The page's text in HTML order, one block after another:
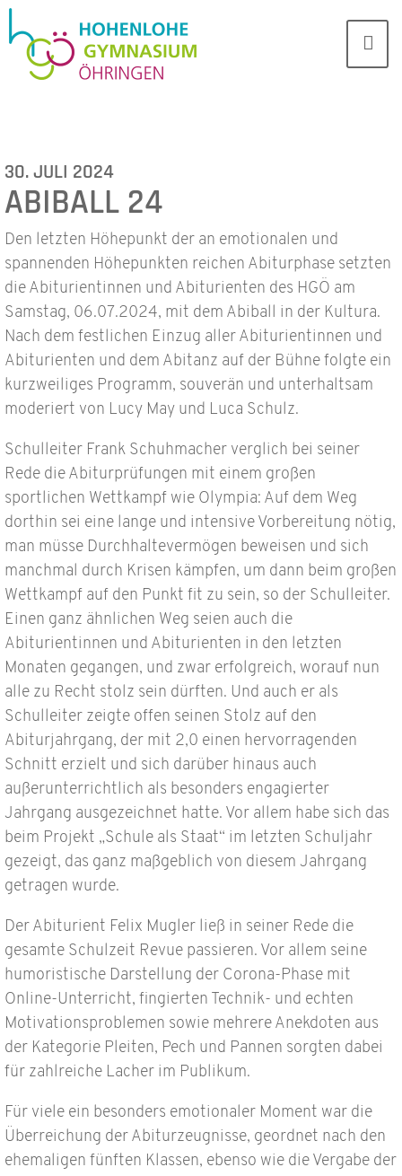
30. JULI 2024
ABIBALL 24
Den letzten Höhepunkt der an emotionalen und
spannenden Höhepunkten reichen Abiturphase setzten
die Abiturientinnen und Abiturienten des HGÖ am
Samstag, 06.07.2024, mit dem Abiball in der Kultura.
Nach dem festlichen Einzug aller Abiturientinnen und
Abiturienten und dem Abitanz auf der Bühne folgte ein
kurzweiliges Programm, souverän und unterhaltsam
moderiert von Lucy May und Luca Schulz.
Schulleiter Frank Schuhmacher verglich bei seiner
Rede die Abiturprüfungen mit einem großen
sportlichen Wettkampf wie Olympia: Auf dem Weg
dorthin sei eine lange und intensive Vorbereitung nötig,
man müsse Durchhaltevermögen beweisen und sich
manchmal durch Krisen kämpfen, um dann beim großen
Wettkampf auf den Punkt fit zu sein, so der Schulleiter.
Einen ganz ähnlichen Weg seien auch die
Abiturientinnen und Abiturienten in den letzten
Monaten gegangen, und zwar erfolgreich, worauf nun
alle zu Recht stolz sein dürften. Und auch er als
Schulleiter zeigte offen seinen Stolz auf den
Abiturjahrgang, der mit 2,0 einen hervorragenden
Schnitt erzielt und sich darüber hinaus auch
außerunterrichtlich als besonders engagierter
Jahrgang ausgezeichnet hatte. Vor allem habe sich das
beim Projekt „Schule als Staat“ im letzten Schuljahr
gezeigt, das ganz maßgeblich von diesem Jahrgang
getragen wurde.
Der Abiturient Felix Mugler ließ in seiner Rede die
gesamte Schulzeit Revue passieren. Vor allem seine
humoristische Darstellung der Corona-Phase mit
Online-Unterricht, fingierten Technik- und echten
Motivationsproblemen sowie mehrere Anekdoten aus
der Kategorie Pleiten, Pech und Pannen sorgten dabei
für zahlreiche Lacher im Publikum.
Für viele ein besonders emotionaler Moment war die
Überreichung der Abiturzeugnisse, geordnet nach den
ehemaligen fünften Klassen, ebenso wie die Vergabe der